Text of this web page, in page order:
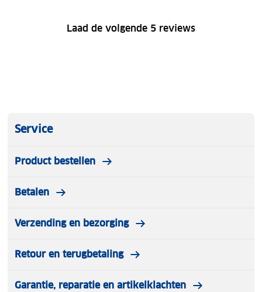
Laad de volgende 5 reviews
Service
Product bestellen
Betalen
Verzending en bezorging
Retour en terugbetaling
Garantie, reparatie en artikelklachten